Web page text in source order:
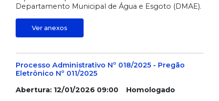
Departamento Municipal de Água e Esgoto (DMAE).
Ver anexos
Processo Administrativo Nº 018/2025 - Pregão
Eletrônico Nº 011/2025
Abertura: 12/01/2026 09:00 Homologado